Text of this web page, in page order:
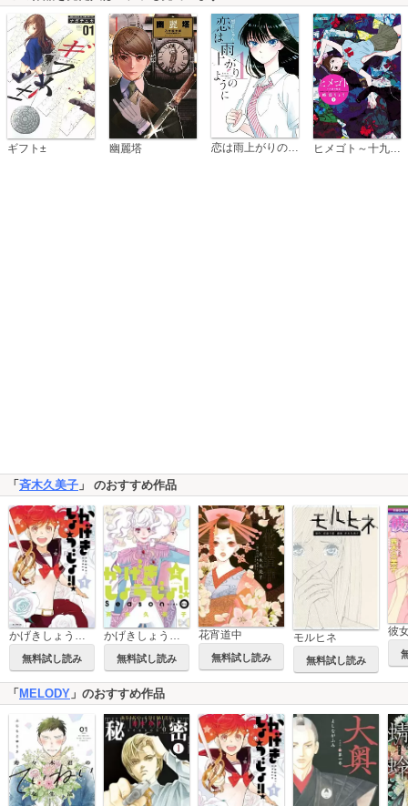
ギフト± 幽麗塔 恋は雨上がりのように
「 斉木久美子 」 のおすすめ作品
かげきしょうじょ！！
無料試し読み
かげきしょうじょ！！ シーズンゼロ
無料試し読み
花宵道中
無料試し読み
モルヒネ
無料試し読み
彼
「 MELODY 」のおすすめ作品